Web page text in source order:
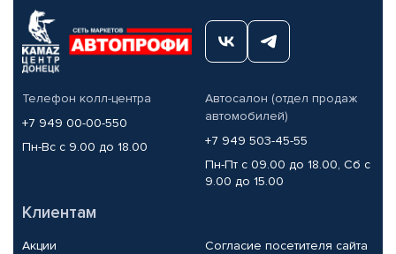
Телефон колл-центра
+7 949 00-00-550
Пн-Вс с 9.00 до 18.00
Автосалон (отдел продаж
автомобилей)
+7 949 503-45-55
Пн-Пт с 09.00 до 18.00, Сб с
9.00 до 15.00
Клиентам
Акции
Согласие посетителя сайта